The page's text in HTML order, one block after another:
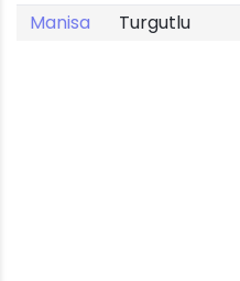
Manisa
Turgutlu